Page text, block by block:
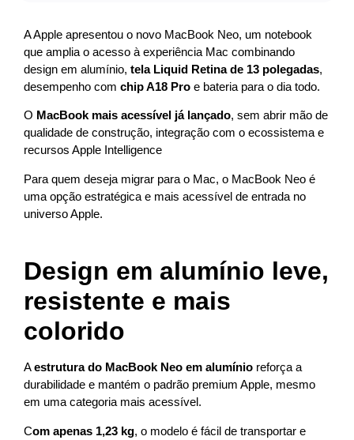
A Apple apresentou o novo MacBook Neo, um notebook
que amplia o acesso à experiência Mac combinando
design em alumínio, tela Liquid Retina de 13 polegadas,
desempenho com chip A18 Pro e bateria para o dia todo.
O MacBook mais acessível já lançado, sem abrir mão de
qualidade de construção, integração com o ecossistema e
recursos Apple Intelligence
Para quem deseja migrar para o Mac, o MacBook Neo é
uma opção estratégica e mais acessível de entrada no
universo Apple.
Design em alumínio leve,
resistente e mais
colorido
Aestrutura do MacBook Neo em alumínio reforça a
durabilidade e mantém o padrão premium Apple, mesmo
em uma categoria mais acessível.
Com apenas 1,23 kg, o modelo é fácil de transportar e